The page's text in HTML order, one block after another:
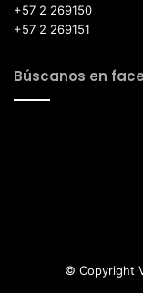
+57 2 269150
+57 2 269151
Búscanos en
© Copyright